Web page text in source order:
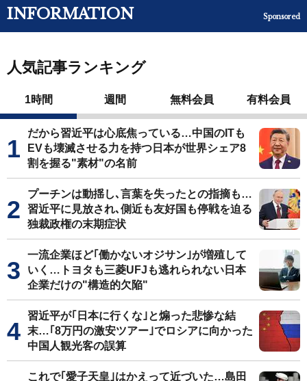
INFORMATION Sponsored
人気記事ランキング
1時間 週間 無料会員 有料会員
だから習近平は心底焦っている…中国のITも
EVも壊滅させる力を持つ日本が世界シェア8
割を握る"素材"の名前
プーチンは動揺し､言葉を失ったとの指摘も…
習近平に見放され､側近も友好国も停戦を迫る
独裁政権の末期症状
一流企業ほど｢働かないオジサン｣が増殖して
いく…トヨタも三菱UFJも逃れられない日本
企業だけの"構造的欠陥"
習近平が｢日本に行くな｣と煽った悲惨な結
末…｢8万円の激安ツアー｣でロシアに向かった
中国人観光客の誤算
これで｢愛子天皇｣はかえって近づいた…島田